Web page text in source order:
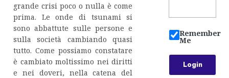
grande crisi poco o nulla è come
prima. Le onde di tsunami si
sono abbattute sulle persone e
sulla società cambiando quasi
tutto. Come possiamo constatare
è cambiato moltissimo nei diritti
e nei doveri, nella catena del
Remember
Me